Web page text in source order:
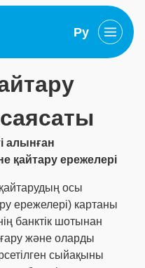
Ру
алынған
қайтару ережелері
осы
ережелері) картаны
банктік шотынан
және оларды
сыйақыны